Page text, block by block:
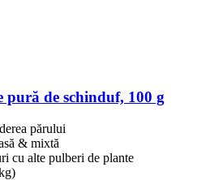
pură de schinduf, 100 g
părului
& mixtă
cu alte pulberi de plante